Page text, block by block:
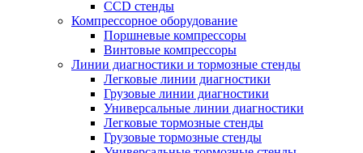
CCD стенды
Компрессорное оборудование
Поршневые компрессоры
Винтовые компрессоры
Линии диагностики и тормозные стенды
Легковые линии диагностики
Грузовые линии диагностики
Универсальные линии диагностики
Легковые тормозные стенды
Грузовые тормозные стенды